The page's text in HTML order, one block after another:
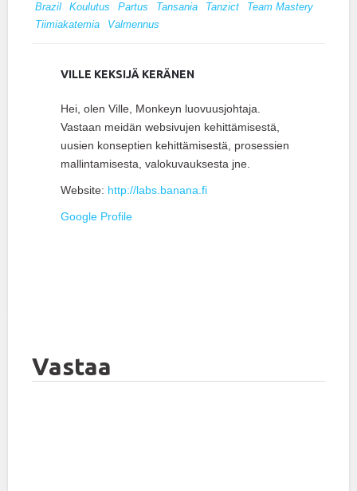
Brazil
Koulutus Partus Tansania Tanzict
Team Mastery
Tiimiakatemia
Valmennus
VILLE KEKSIJÄ KERÄNEN
Hei, olen Ville, Monkeyn luovuusjohtaja.
Vastaan meidän websivujen kehittämisestä,
uusien konseptien kehittämisestä, prosessien
mallintamisesta, valokuvauksesta jne.
Website: http://labs.banana.fi
Google Profile
Vastaa